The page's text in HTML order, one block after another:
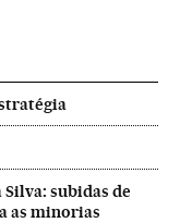
subidas de
as minorias